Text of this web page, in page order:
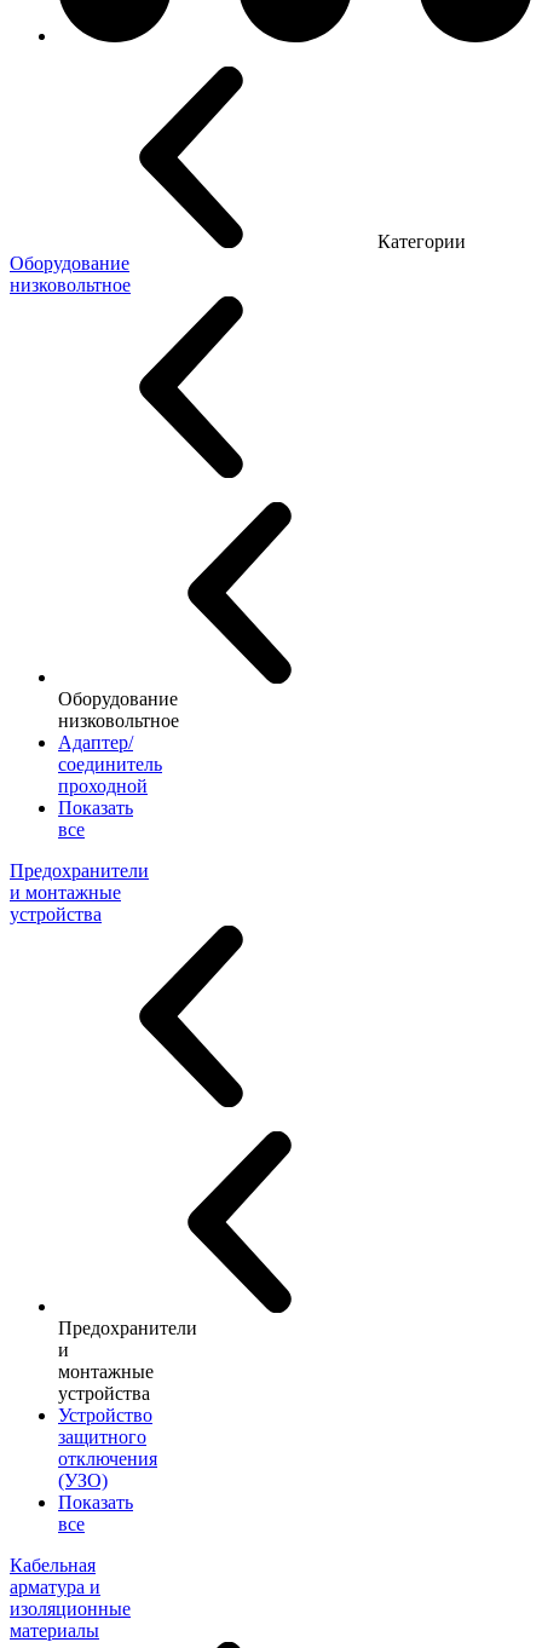
Категории
Оборудование
низковольтное
Оборудование
низковольтное
Адаптер/
соединитель
проходной
Показать
все
Предохранители
и монтажные
устройства
Предохранители
и
монтажные
устройства
Устройство
защитного
отключения
(УЗО)
Показать
все
Кабельная
арматура и
изоляционные
материалы